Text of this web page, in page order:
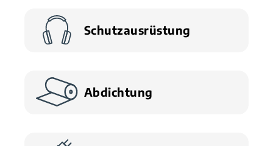
Schutzausrüstung
Abdichtung